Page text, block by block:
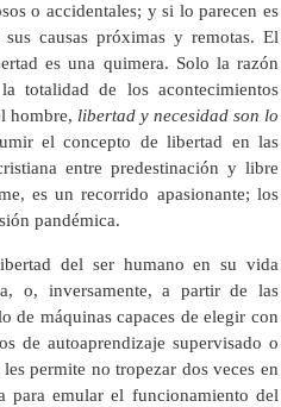
o accidentales; y si lo parecen es
causas próximas y remotas. El
es una quimera. Solo la razón
totalidad de los acontecimientos
hombre, libertad y necesidad son lo
el concepto de libertad en las
entre predestinación y libre
es un recorrido apasionante; los
pandémica.
del ser humano en su vida
o, inversamente, a partir de las
de máquinas capaces de elegir con
de autoaprendizaje supervisado o
permite no tropezar dos veces en
para emular el funcionamiento del